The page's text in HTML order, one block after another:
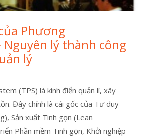
Phương
lý thành công
lý
(TPS) là kinh điển quản lí, xây
Đây chính là cái gốc của Tư duy
Sản xuất Tinh gọn (Lean
Phần mềm Tinh gọn, Khởi nghiệp